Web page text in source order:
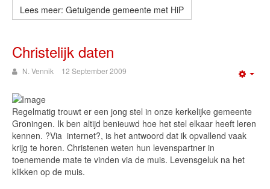
Lees meer: Getuigende gemeente met HiP
Christelijk daten
N. Vennik 12 September 2009
Regelmatig trouwt er een jong stel in onze kerkelijke gemeente
Groningen. Ik ben altijd benieuwd hoe het stel elkaar heeft leren
kennen. ?Via internet?, is het antwoord dat ik opvallend vaak
krijg te horen. Christenen weten hun levenspartner in
toenemende mate te vinden via de muis. Levensgeluk na het
klikken op de muis.